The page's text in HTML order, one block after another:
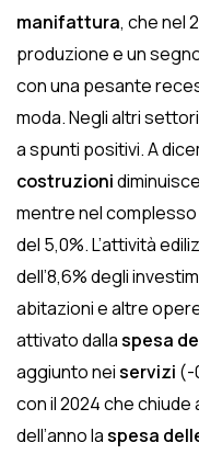
manifattura, che nel
produzione e un
con una pesante
moda. Negli altri
a spunti positivi. A
costruzioni
mentre nel
del 5,0%. L’attività
dell’8,6% degli
abitazioni e altre
attivato dallaspesa
aggiunto neiservizi (-
con il 2024 che chiude
dell’anno laspesa